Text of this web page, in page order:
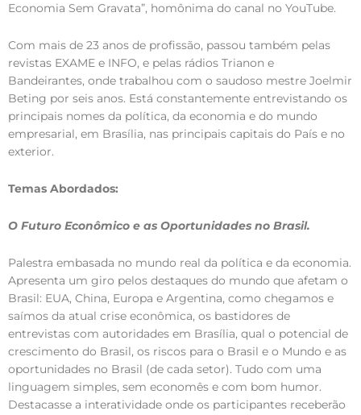
Economia Sem Gravata”, homônima do canal no YouTube.
Com mais de 23 anos de profissão, passou também pelas
revistas EXAME e INFO, e pelas rádios Trianon e
Bandeirantes, onde trabalhou com o saudoso mestre Joelmir
Beting por seis anos. Está constantemente entrevistando os
principais nomes da política, da economia e do mundo
empresarial, em Brasília, nas principais capitais do País e no
exterior.
Temas Abordados:
O Futuro Econômico e as Oportunidades no Brasil.
Palestra embasada no mundo real da política e da economia.
Apresenta um giro pelos destaques do mundo que afetam o
Brasil: EUA, China, Europa e Argentina, como chegamos e
saímos da atual crise econômica, os bastidores de
entrevistas com autoridades em Brasília, qual o potencial de
crescimento do Brasil, os riscos para o Brasil e o Mundo e as
oportunidades no Brasil (de cada setor). Tudo com uma
linguagem simples, sem economês e com bom humor.
Destacasse a interatividade onde os participantes receberão